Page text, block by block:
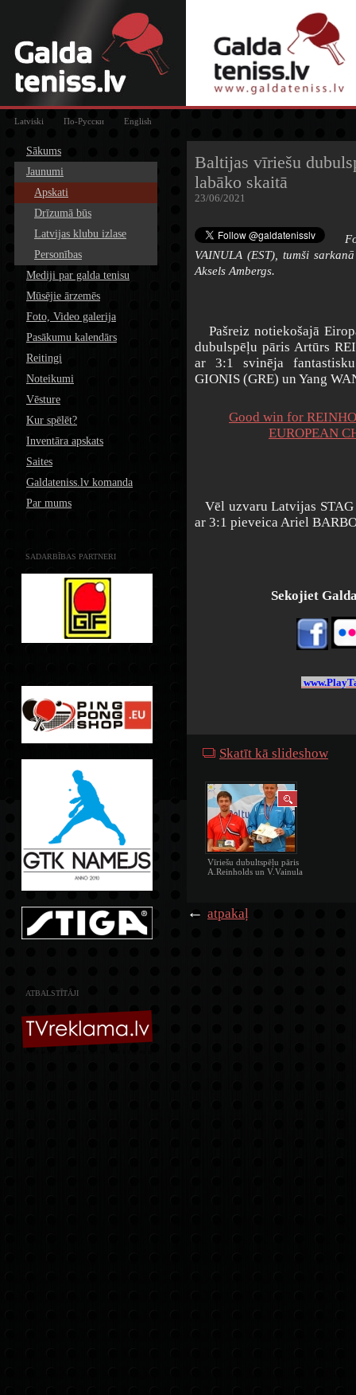
Latviski По-Русски English
Sākums
Jaunumi
Apskati
Drīzumā būs
Latvijas klubu izlase
Personības
Mediji par galda tenisu
Mūsējie ārzemēs
Foto, Video galerija
Pasākumu kalendārs
Reitingi
Noteikumi
Vēsture
Kur spēlēt?
Inventāra apskats
Saites
Galdateniss.lv komanda
Par mums
SADARBĪBAS PARTNERI
ATBALSTĪTĀJI
Baltijas vīriešu
labāko skaitā
23/06/2021
VAINULA (EST), tumši
Aksels Ambergs.
Pašreiz notiekošajā
dubulspēļu pāris Artūrs
ar 3:1 svinēja
GIONIS (GRE) un Yang
Good win for
EUROPEAN
Vēl uzvaru Latvijas
ar 3:1 pieveica Ariel
Sekojiet
Skatīt kā slideshow
Vīriešu dubultspēļu pāris
A.Reinholds un V.Vainula
← atpakaļ